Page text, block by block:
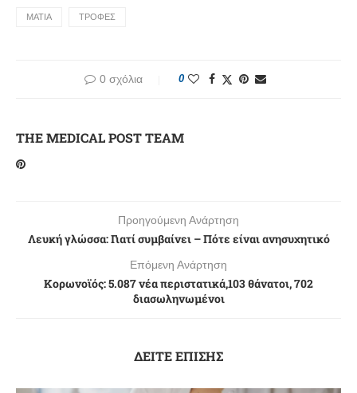
ΜΑΤΙΑ ΤΡΟΦΕΣ
0 σχόλια 0
THE MEDICAL POST TEAM
Προηγούμενη Ανάρτηση
Λευκή γλώσσα: Γιατί συμβαίνει – Πότε είναι ανησυχητικό
Επόμενη Ανάρτηση
Κορωνοϊός: 5.087 νέα περιστατικά,103 θάνατοι, 702
διασωληνωμένοι
ΔΕΙΤΕ ΕΠΙΣΗΣ